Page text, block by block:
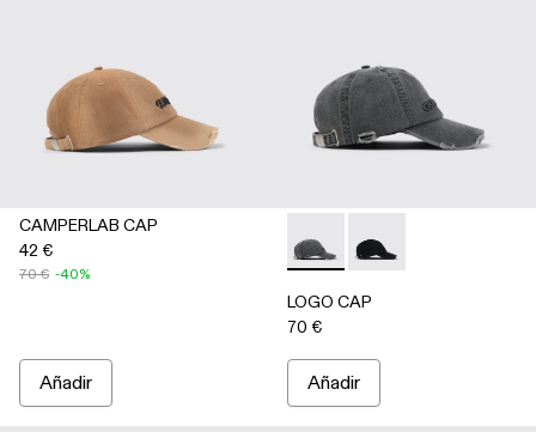
CAMPERLAB CAP
42 €
70 € -40%
Añadir
LOGO CAP - AS00011-002
LOGO CAP -
LOGO CAP
70 €
Añadir